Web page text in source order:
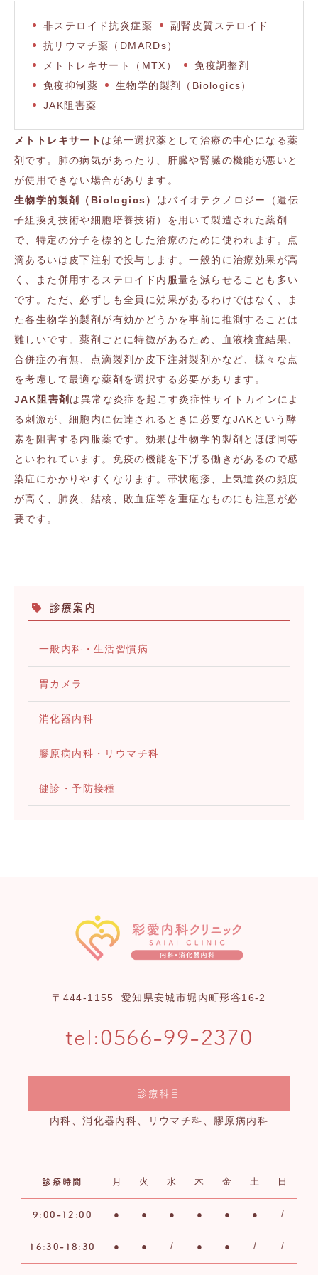
非ステロイド抗炎症薬
副腎皮質ステロイド
抗リウマチ薬（DMARDs）
メトトレキサート（MTX）
免疫調整剤
免疫抑制薬
生物学的製剤（Biologics）
JAK阻害薬
メトトレキサート は第一選択薬として治療の中心になる薬
剤です。肺の病気があったり、肝臓や腎臓の機能が悪いと
が使用できない場合があります。
生物学的製剤（ Biologics ） はバイオテクノロジー（遺伝
子組換え技術や細胞培養技術）を用いて製造された薬剤
で、特定の分子を標的とした治療のために使われます。点
滴あるいは皮下注射で投与します。一般的に治療効果が高
く、また併用するステロイド内服量を減らせることも多い
です。ただ、必ずしも全員に効果があるわけではなく、ま
た各生物学的製剤が有効かどうかを事前に推測することは
難しいです。薬剤ごとに特徴があるため、血液検査結果、
合併症の有無、点滴製剤か皮下注射製剤かなど、様々な点
を考慮して最適な薬剤を選択する必要があります。
JAK阻害剤 は異常な炎症を起こす炎症性サイトカインによ
る刺激が、細胞内に伝達されるときに必要なJAKという酵
素を阻害する内服薬です。効果は生物学的製剤とほぼ同等
といわれています。免疫の機能を下げる働きがあるので感
染症にかかりやすくなります。帯状疱疹、上気道炎の頻度
が高く、肺炎、結核、敗血症等を重症なものにも注意が必
要です。
診療案内
一般内科・生活習慣病
胃カメラ
消化器内科
膠原病内科・リウマチ科
健診・予防接種
〒444-1155 愛知県安城市堀内町形谷16-2
tel: 0566-99-2370
診療科目
内科、消化器内科、リウマチ科、膠原病内科
診療時間 月 火 水 木 金 土 日
9:00-12:00 ● ● ● ● ● ● /
16:30-18:30 ● ● / ● ● / /